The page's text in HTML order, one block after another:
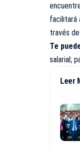
facilitará
través
Te
salarial;
Leer